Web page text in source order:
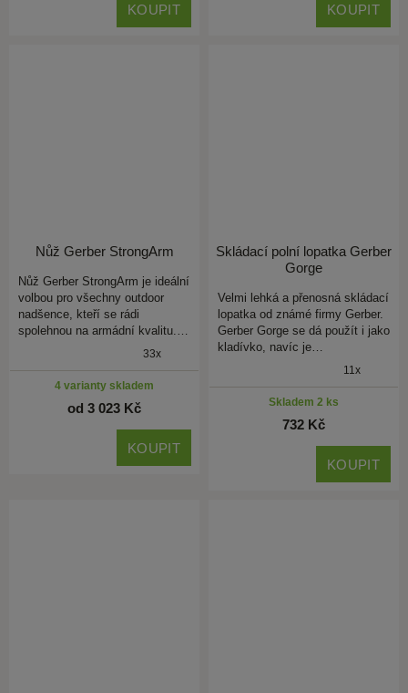
KOUPIT KOUPIT
Nůž Gerber StrongArm
Nůž Gerber StrongArm je ideální
volbou pro všechny outdoor
nadšence, kteří se rádi
spolehnou na armádní kvalitu.…
33x
4 varianty skladem
od 3 023 Kč
KOUPIT
Skládací polní lopatka Gerber
Gorge
Velmi lehká a přenosná skládací
lopatka od známé firmy Gerber.
Gerber Gorge se dá použít i jako
kladívko, navíc je…
11x
Skladem 2 ks
732 Kč
KOUPIT